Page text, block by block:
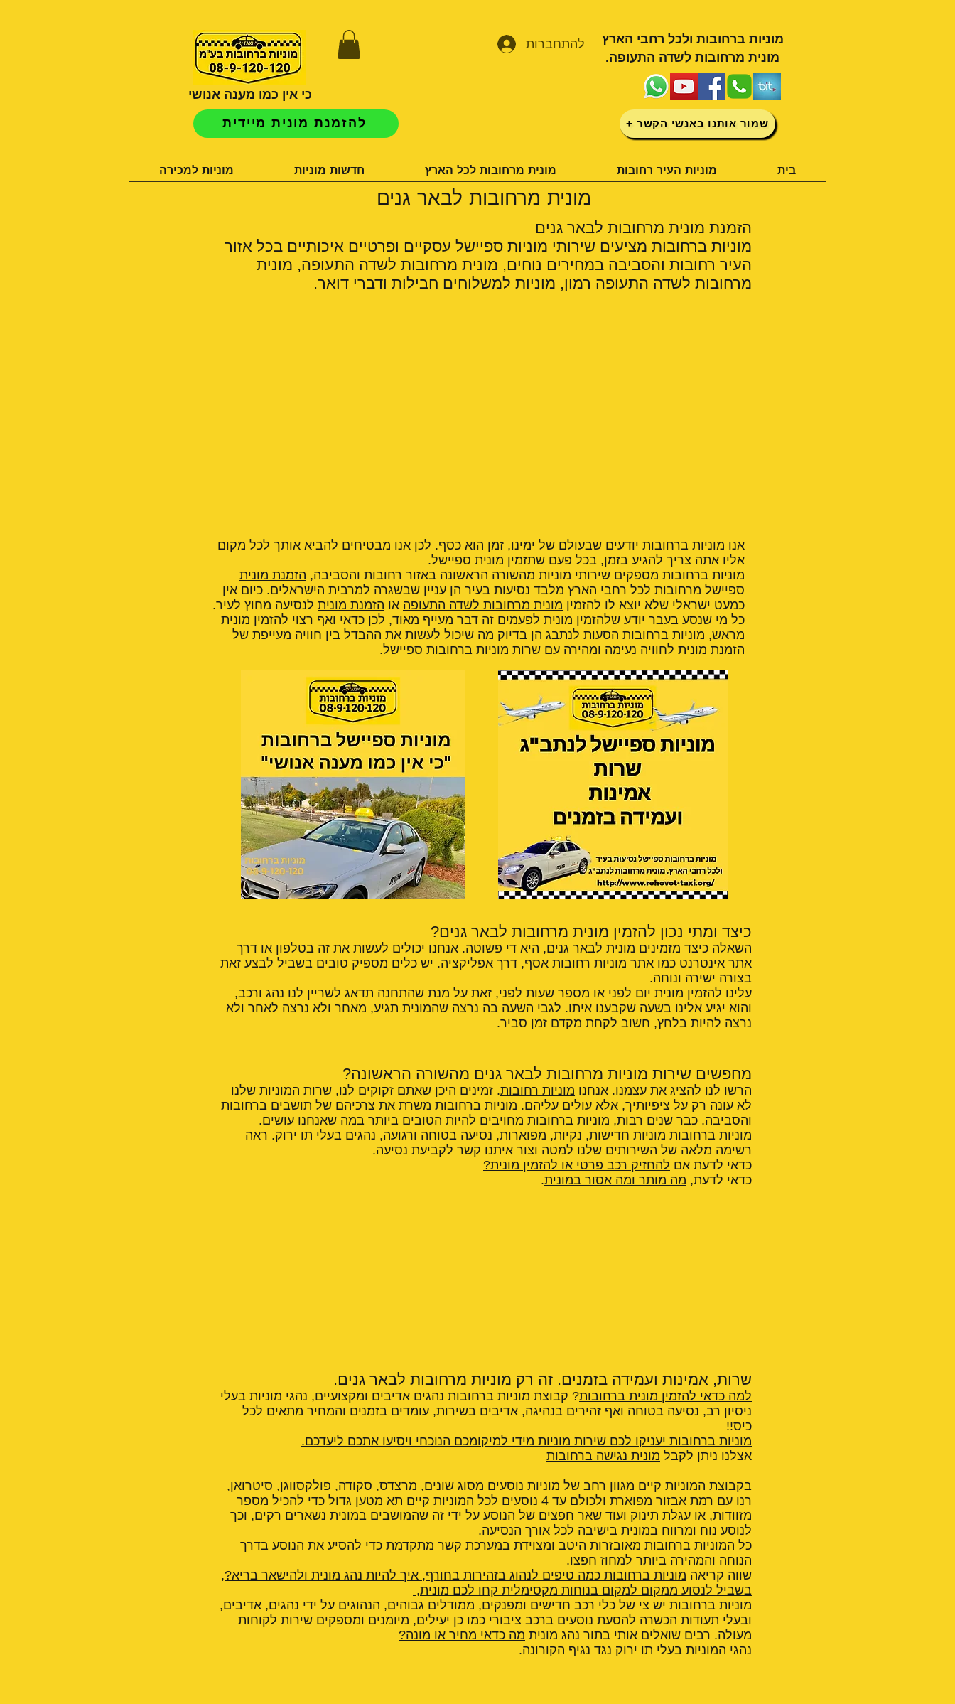
להתחברות
כי אין כמו מענה אנושי
מוניות ברחובות ולכל רחבי הארץ
מונית מרחובות לשדה התעופה.
שמור אותנו באנשי הקשר + להזמנת מונית מיידית
בית מוניות העיר רחובות מונית מרחובות לכל הארץ חדשות מוניות מוניות למכירה
מונית מרחובות לבאר גנים
הזמנת מונית מרחובות לבאר גנים
מוניות ברחובות מציעים שירותי מוניות ספיישל עסקיים ופרטיים איכותיים בכל אזור
העיר רחובות והסביבה במחירים נוחים, מונית מרחובות לשדה התעופה, מונית
מרחובות לשדה התעופה רמון, מוניות למשלוחים חבילות ודברי דואר.
אנו מוניות ברחובות יודעים שבעולם של ימינו, זמן הוא כסף. לכן אנו מבטיחים להביא אותך לכל מקום
אליו אתה צריך להגיע בזמן, בכל פעם שתזמין מונית ספיישל.
מוניות ברחובות מספקים שירותי מוניות מהשורה הראשונה באזור רחובות והסביבה, הזמנת מונית
ספיישל מרחובות לכל רחבי הארץ מלבד נסיעות בעיר הן עניין שבשגרה למרבית הישראלים. כיום אין
כמעט ישראלי שלא יוצא לו להזמין מונית מרחובות לשדה התעופה או הזמנת מונית לנסיעה מחוץ לעיר.
כל מי שנסע בעבר יודע שלהזמין מונית לפעמים זה דבר מעייף מאוד, לכן כדאי ואף רצוי להזמין מונית
מראש, מוניות ברחובות הסעות לנתבג הן בדיוק מה שיכול לעשות את ההבדל בין חוויה מעייפת של
הזמנת מונית לחוויה נעימה ומהירה עם שרות מוניות ברחובות ספיישל.
כיצד ומתי נכון להזמין מונית מרחובות לבאר גנים?
השאלה כיצד מזמינים מונית לבאר גנים, היא די פשוטה. אנחנו יכולים לעשות את זה בטלפון או דרך
אתר אינטרנט כמו אתר מוניות רחובות אסף, דרך אפליקציה. יש כלים מספיק טובים בשביל לבצע זאת
בצורה ישירה ונוחה.
עלינו להזמין מונית יום לפני או מספר שעות לפני, זאת על מנת שהתחנה תדאג לשריין לנו נהג ורכב,
והוא יגיע אלינו בשעה שקבענו איתו. לגבי השעה בה נרצה שהמונית תגיע, מאחר ולא נרצה לאחר ולא
נרצה להיות בלחץ, חשוב לקחת מקדם זמן סביר.
מחפשים שירות מוניות מרחובות לבאר גנים מהשורה הראשונה?
הרשו לנו להציג את עצמנו. אנחנו מוניות רחובות. זמינים היכן שאתם זקוקים לנו, שרות המוניות שלנו
לא עונה רק על ציפיותיך, אלא עולים עליהם. מוניות ברחובות משרת את צרכיהם של תושבים ברחובות
והסביבה. כבר שנים רבות, מוניות ברחובות מחויבים להיות הטובים ביותר במה שאנחנו עושים.
מוניות ברחובות מוניות חדישות, נקיות, מפוארות, נסיעה בטוחה ורגועה, נהגים בעלי תו ירוק. ראה
רשימה מלאה של השירותים שלנו למטה וצור איתנו קשר לקביעת נסיעה.
כדאי לדעת אם להחזיק רכב פרטי או להזמין מונית?
כדאי לדעת, מה מותר ומה אסור במונית.
שרות, אמינות ועמידה בזמנים. זה רק מוניות מרחובות לבאר גנים.
למה כדאי להזמין מונית ברחובות? קבוצת מוניות ברחובות נהגים אדיבים ומקצועיים, נהגי מוניות בעלי
ניסיון רב, נסיעה בטוחה ואף זהירים בנהיגה, אדיבים בשירות, עומדים בזמנים והמחיר מתאים לכל
כיס!!
מוניות ברחובות יעניקו לכם שירות מוניות מידי למיקומכם הנוכחי ויסיעו אתכם ליעדכם.
אצלנו ניתן לקבל מונית נגישה ברחובות
בקבוצת המוניות קיים מגוון רחב של מוניות נוסעים מסוג שונים, מרצדס, סקודה, פולקסווגן, סיטרואן,
רנו עם רמת אבזור מפוארת ולכולם עד 4 נוסעים לכל המוניות קיים תא מטען גדול כדי להכיל מספר
מזוודות, או עגלת תינוק ועוד שאר חפצים של הנוסע על ידי זה שהמושבים במונית נשארים רקים, וכך
לנוסע נוח ומרווח במונית בישיבה לכל אורך הנסיעה.
כל המוניות ברחובות מאובזרות היטב ומצוידת במערכת קשר מתקדמת כדי להסיע את הנוסע בדרך
הנוחה והמהירה ביותר למחוז חפצו.
שווה קריאה מוניות ברחובות כמה טיפים לנהוג בזהירות בחורף, איך להיות נהג מונית ולהישאר בריא?,
בשביל לנסוע ממקום למקום בנוחות מקסימלית קחו לכם מונית,
מוניות ברחובות יש צי של כלי רכב חדישים ומפנקים, ממודלים גבוהים, הנהוגים על ידי נהגים, אדיבים,
ובעלי תעודות הכשרה להסעת נוסעים ברכב ציבורי כמו כן יעילים, מיומנים ומספקים שירות לקוחות
מעולה. רבים שואלים אותי בתור נהג מונית מה כדאי מחיר או מונה?
נהגי המוניות בעלי תו ירוק נגד נגיף הקורונה.